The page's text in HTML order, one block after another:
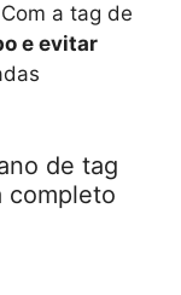
a tag de
e evitar
de tag
completo